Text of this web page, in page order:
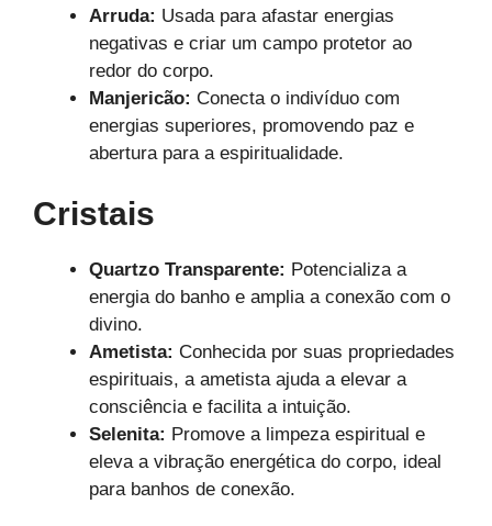
Arruda: Usada para afastar energias
negativas e criar um campo protetor ao
redor do corpo.
Manjericão: Conecta o indivíduo com
energias superiores, promovendo paz e
abertura para a espiritualidade.
Cristais
Quartzo Transparente: Potencializa a
energia do banho e amplia a conexão com o
divino.
Ametista: Conhecida por suas propriedades
espirituais, a ametista ajuda a elevar a
consciência e facilita a intuição.
Selenita: Promove a limpeza espiritual e
eleva a vibração energética do corpo, ideal
para banhos de conexão.